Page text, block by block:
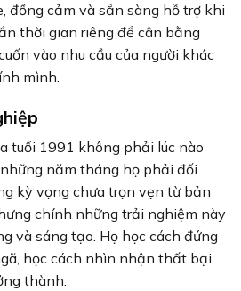
đồng cảm và sẵn sàng hỗ trợ khi
thời gian riêng để cân bằng
vào nhu cầu của người khác
mình.
tuổi 1991 không phải lúc nào
năm tháng họ phải đối
kỳ vọng chưa trọn vẹn từ bản
chính những trải nghiệm này
và sáng tạo. Họ học cách đứng
học cách nhìn nhận thất bại
thành.